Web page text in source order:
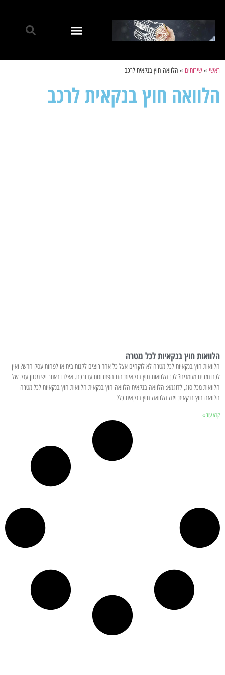
ראשי »שירותים » הלוואה חוץ בנקאית לרכב
הלוואה חוץ בנקאית לרכב
הלוואות חוץ בנקאיות לכל מטרה
הלוואות חוץ בנקאיות לכל מטרה לא לוקחים אצל כל אחד רוצים לקנות בית או לפחות עסק חדש? ואין
לכם תזרים מזומנים? לכן הלוואות חוץ בנקאיות הם הפתרונות עבורכם. אצלנו באתר יש מגוון ענק של
הלוואות מכל סוג, לדוגמא: הלוואה בנקאית הלוואה חוץ בנקאית הלוואות חוץ בנקאיות לכל מטרה
הלוואה חוץ בנקאית ויזה הלוואה חוץ בנקאית כלל
קרא עוד »